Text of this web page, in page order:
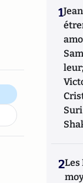
1
2Les